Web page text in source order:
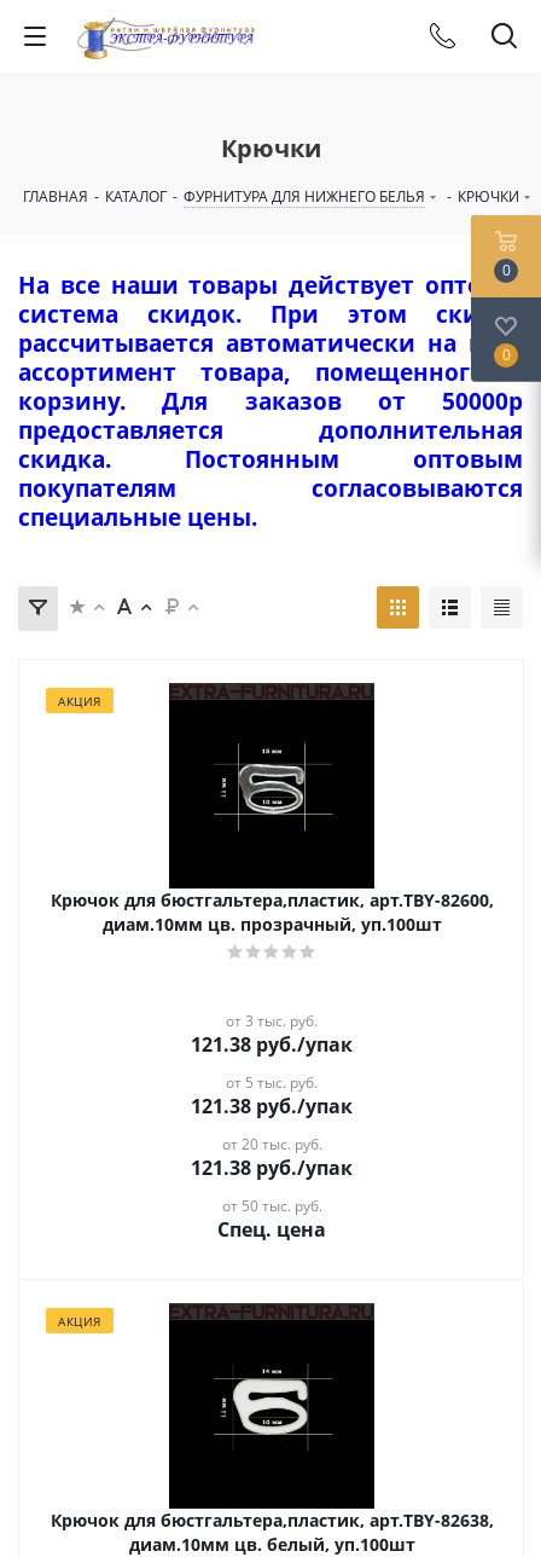
Крючки
ГЛАВНАЯ - КАТАЛОГ - ФУРНИТУРА ДЛЯ НИЖНЕГО БЕЛЬЯ - КРЮЧКИ
На все наши товары действует оптовая
система скидок. При этом скидка
рассчитывается автоматически на весь
ассортимент товара, помещенного в
корзину. Для заказов от 50000р
предоставляется дополнительная
скидка. Постоянным оптовым
покупателям согласовываются
специальные цены.
АКЦИЯ
Крючок для бюстгальтера,пластик, арт.TBY-82600,
диам.10мм цв. прозрачный, уп.100шт
от 3 тыс. руб.
121.38 руб./упак
от 5 тыс. руб.
121.38 руб./упак
от 20 тыс. руб.
121.38 руб./упак
от 50 тыс. руб.
Спец. цена
АКЦИЯ
Крючок для бюстгальтера,пластик, арт.TBY-82638,
диам.10мм цв. белый, уп.100шт
0
0